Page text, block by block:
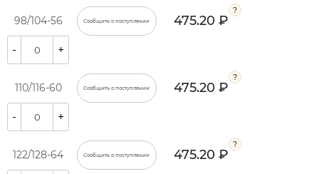
98/104-56 Сообщить о поступлении 475.20 ₽
- +
110/116-60 Сообщить о поступлении 475.20 ₽
- +
122/128-64 Сообщить о поступлении 475.20 ₽